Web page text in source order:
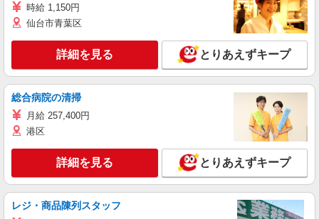
時給 1,150円
仙台市青葉区
詳細を見る とりあえずキープ
総合病院の清掃
月給 257,400円
港区
詳細を見る とりあえずキープ
レジ・商品陳列スタッフ